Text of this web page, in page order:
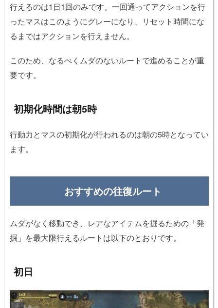
行えるのは1日1回のみです。一回通ってアクションを行
ったマスはこのようにグレーになり、リセット時間にな
るまではアクションを行えません。
このため、なるべくムダのないルートで進めることが重
要です。
初期化時間は朝5時
行動力とマスの初期化が行われるのは朝の5時となってい
ます。
おすすめの往復ルート
ムダがなく移動でき、レアなアイテムを掘るための「発
掘」を最大限行えるルートは以下のとおりです。
初日